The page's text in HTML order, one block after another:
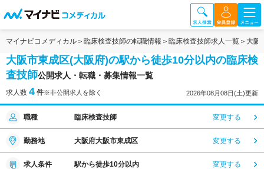
マイナビコメディカル 臨床検査技師の転職情報 臨床検査技師求人一覧 大阪
大阪市東成区(大阪府)の駅から徒歩10分以内の臨床検
査技師公開求人・転職・募集情報一覧
求人数 4 件※非公開求人を除く 2026年08月08日(土)更新
職種 臨床検査技師 変更する
勤務地 大阪府大阪市東成区 変更する
求人条件 駅から徒歩10分以内 変更する